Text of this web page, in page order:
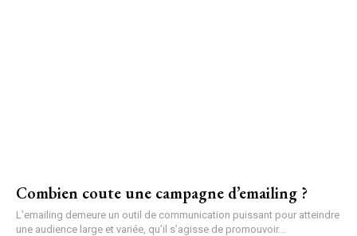
Combien coute une campagne d’emailing ?
L’emailing demeure un outil de communication puissant pour atteindre
une audience large et variée, qu’il s’agisse de promouvoir...